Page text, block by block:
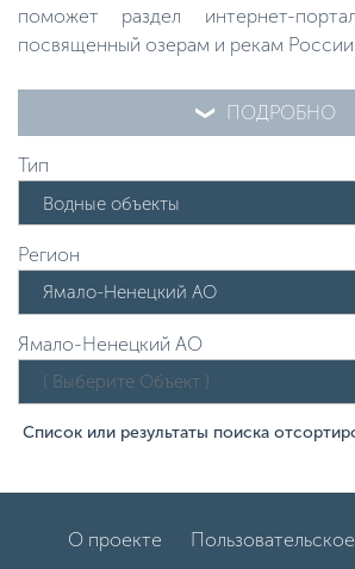
поможет раздел интернет-
посвященный озерам и рекам России.
ПОДРОБНО
Тип
Водные объекты
Регион
Ямало-Ненецкий АО
Список или результаты поиска
О проекте